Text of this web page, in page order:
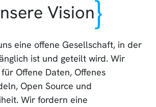
Vision
eine offene Gesellschaft, in der
ist und geteilt wird. Wir
Offene Daten, Offenes
Open Source und
Wir fordern eine